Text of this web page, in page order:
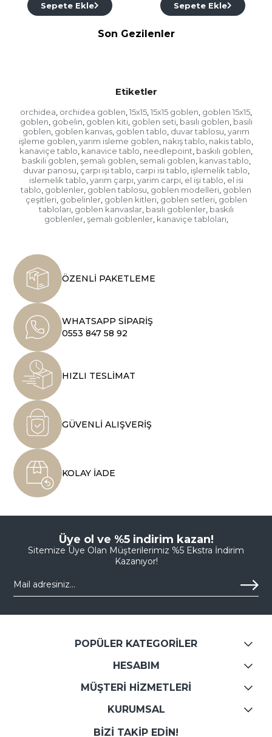
Sepete Ekle Sepete Ekle
Son Gezilenler
Etiketler
orchidea, orchidea goblen, 15x15, 15x15 goblen, goblen 15x15,
goblen, gobelin, goblen kiti, goblen seti, basılı goblen, basili
goblen, goblen kanvas, goblen tablo, duvar tablosu, yarım
işleme goblen, yarim isleme goblen, nakış tablo, nakis tablo,
kanaviçe tablo, kanavice tablo, needlepoint, baskılı goblen,
baskili goblen, şemalı goblen, semali goblen, kanvas tablo,
duvar panosu, çarpı işi tablo, carpi isi tablo, işlemelik tablo,
islemelik tablo, yarım çarpı, yarim carpi, el işi tablo, el isi
tablo, goblenler, goblen tablosu, goblen modelleri, goblen
çeşitleri, gobelinler, goblen kitleri, goblen setleri, goblen
tabloları, goblen kanvaslar, basılı goblenler, baskılı
goblenler, şemalı goblenler, kanaviçe tabloları,
ÖZENLİ PAKETLEME
WHATSAPP SİPARİŞ
0553 847 58 92
HIZLI TESLİMAT
GÜVENLİ ALIŞVERİŞ
KOLAY İADE
Üye ol ve %5 indirim kazan!
Sitemize Üye Olan Müşterilerimiz %5 Ekstra İndirim
Kazanıyor!
POPÜLER KATEGORİLER
HESABIM
MÜŞTERİ HİZMETLERİ
KURUMSAL
BİZİ TAKİP EDİN!